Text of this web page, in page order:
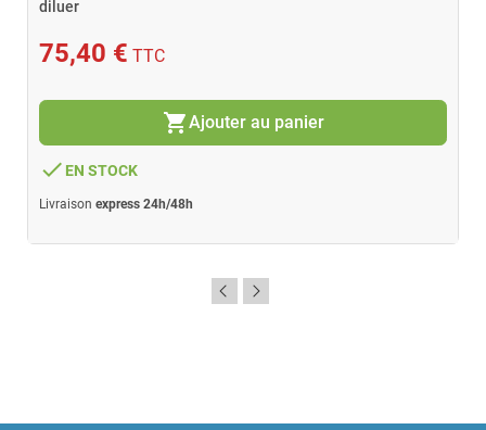
diluer
75,40 € TTC
shopping_cartAjouter au panier
done EN STOCK
Livraison express 24h/48h